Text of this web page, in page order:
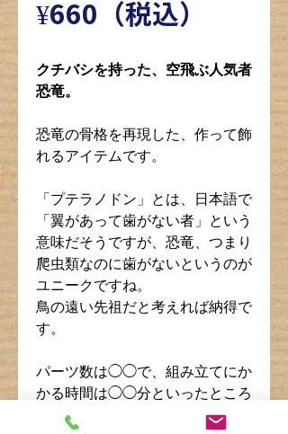
¥660（税込）
クチバシを持った、空飛ぶ人気者
恐竜。
恐竜の骨格を再現した、作って飾
れるアイテムです。
「プテラノドン」とは、日本語で
「翼があって歯がない者」という
意味だそうですが、恐竜、つまり
爬虫類なのに歯がないというのが
ユニークですね。
鳥の遠い先祖だと考えれば納得で
す。
パーツ数は◯◯で、組み立てにか
かる時間は◯◯分といったところ
でしょうか。